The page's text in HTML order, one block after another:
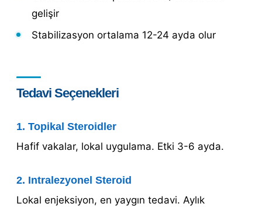
gelişir
Stabilizasyon ortalama 12-24 ayda olur
Tedavi Seçenekleri
1. Topikal Steroidler
Hafif vakalar, lokal uygulama. Etki 3-6 ayda.
2. Intralezyonel Steroid
Lokal enjeksiyon, en yaygın tedavi. Aylık